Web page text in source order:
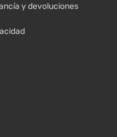
y devoluciones